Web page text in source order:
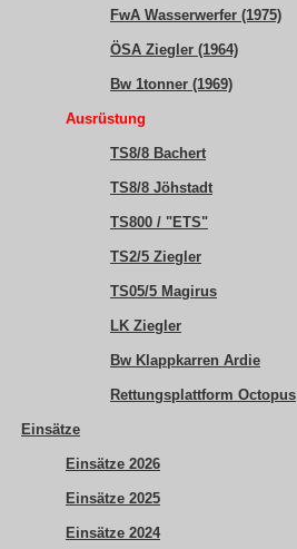
FwA Wasserwerfer (1975)
ÖSA Ziegler (1964)
Bw 1tonner (1969)
Ausrüstung
TS8/8 Bachert
TS8/8 Jöhstadt
TS800 / "ETS"
TS2/5 Ziegler
TS05/5 Magirus
LK Ziegler
Bw Klappkarren Ardie
Rettungsplattform Octopus
Einsätze
Einsätze 2026
Einsätze 2025
Einsätze 2024